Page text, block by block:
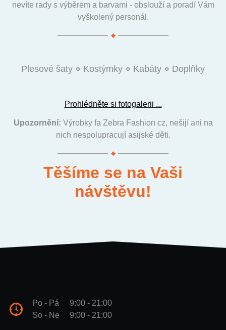
nevíte rady s výběrem a barvami - obslouží a poradí Vám
vyškolený personál.
Prohlédněte si fotogalerii ...
Upozornění: Výrobky fa Zebra Fashion cz, nešijí ani na
nich nespolupracují asijské děti.
Těšíme se na Vaši
návštěvu!
Po - Pá
9:00 - 21:00
So - Ne
9:00 - 21:00